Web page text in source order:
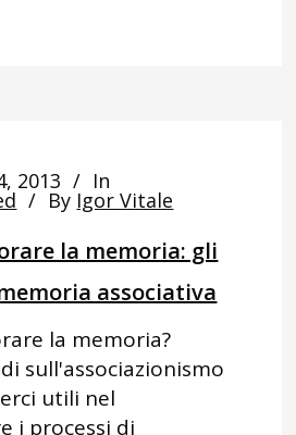
2013 In
By Igor Vitale
la memoria: gli
associativa
la memoria?
sull'associazionismo
utili nel
i processi di